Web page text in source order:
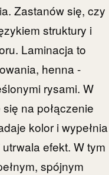
Zastanów się, czy
struktury i
Laminacja to
henna -
rysami. W
na połączenie
kolor i wypełnia
efekt. W tym
spójnym